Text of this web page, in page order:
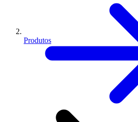
Produtos